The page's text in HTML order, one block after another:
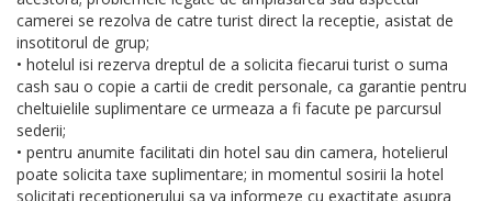
camerei se rezolva de catre turist direct la receptie, asistat de
insotitorul de grup;
• hotelul isi rezerva dreptul de a solicita fiecarui turist o suma
cash sau o copie a cartii de credit personale, ca garantie pentru
cheltuielile suplimentare ce urmeaza a fi facute pe parcursul
sederii;
• pentru anumite facilitati din hotel sau din camera, hotelierul
poate solicita taxe suplimentare; in momentul sosirii la hotel
solicitati receptionerului sa va informeze cu exactitate asupra